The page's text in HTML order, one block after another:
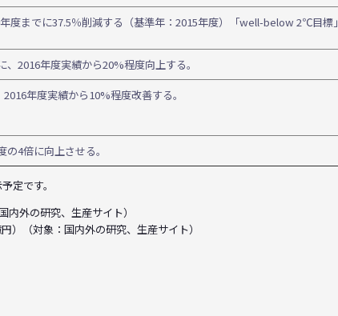
度までに37.5％削減する（基準年：2015年度）「well-below 2℃目標」
、2016年度実績から20%程度向上する。
年度実績から10%程度改善する。
4倍に向上させる。
定です。
外の研究、生産サイト）
）（対象：国内外の研究、生産サイト）